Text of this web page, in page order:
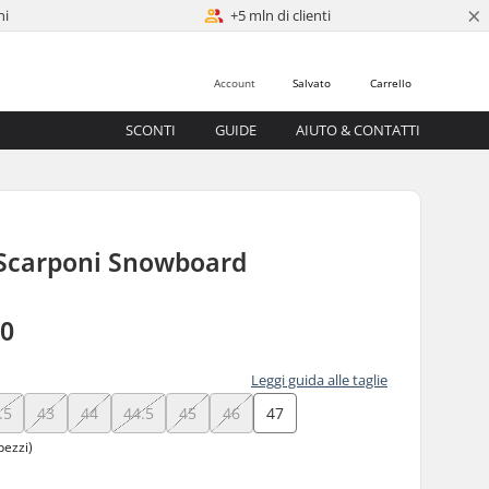
+5 mln di clienti ×
Carrello
Salvato
Account
SCONTI GUIDE AIUTO & CONTATTI
Snowboard
Leggi guida alle taglie
43 44 44.5 45 46 47